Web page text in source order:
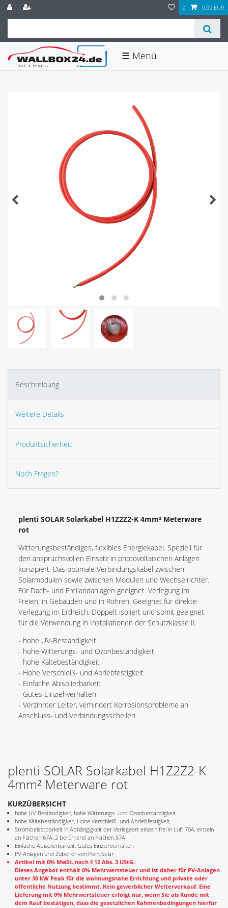
0 0,00 EUR
☰
Beschreibung
Weitere Details
Produktsicherheit
Noch Fragen?
plenti SOLAR Solarkabel H1Z2Z2-K 4mm² Meterware
rot
Witterungsbeständiges, flexibles Energiekabel. Speziell für
den anspruchsvollen Einsatz in photovoltaischen Anlagen
konzipiert. Das optimale Verbindungskabel zwischen
Solarmodulen sowie zwischen Modulen und Wechselrichter.
Für Dach- und Freilandanlagen geeignet. Verlegung im
Freien, in Gebäuden und in Rohren. Geeignet für direkte
Verlegung im Erdreich. Doppelt isoliert und somit geeignet
für die Verwendung in Installationen der Schutzklasse II.
- hohe UV-Beständigkeit
- hohe Witterungs- und Ozonbeständigkeit
- hohe Kältebeständigkeit
- Hohe Verschleiß- und Abriebfestigkeit
- Einfache Abisolierbarkeit
- Gutes Einziehverhalten
- Verzinnter Leiter, verhindert Korrosionsprobleme an
Anschluss- und Verbindungsschellen
plenti SOLAR Solarkabel H1Z2Z2-K
4mm² Meterware rot
KURZÜBERSICHT
hohe UV-Beständigkeit, hohe Witterungs- und Ozonbeständigkeit
hohe Kältebeständigkeit, Hohe Verschleiß- und Abriebfestigkeit,
Strombelastbarkeit in Abhängigkeit der Verlegeart einzeln frei in Luft 70A, einzeln
an Flächen 67A, 2 berührend an Flächen 57A
Einfache Abisolierbarkeit, Gutes Einziehverhalten,
PV-Anlagen und Zubehör von PlentiSolar
Artikel mit 0% MwSt. nach § 12 Abs. 3 UStG.
Dieses Angebot enthält 0% Mehrwertsteuer und ist daher für PV-Anlagen
unter 30 kW Peak für die wohnungsnahe Errichtung und private oder
öffentliche Nutzung bestimmt. Kein gewerblicher Weiterverkauf. Eine
Lieferung mit 0% Mehrwertsteuer erfolgt nur, wenn Sie als Kunde mit
dem Kauf bestätigen, dass die gesetzlichen Rahmenbedingungen hierfür